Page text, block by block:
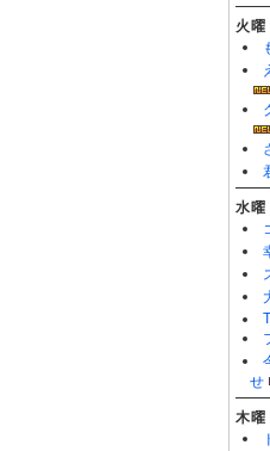
火曜
水曜
せ
木曜